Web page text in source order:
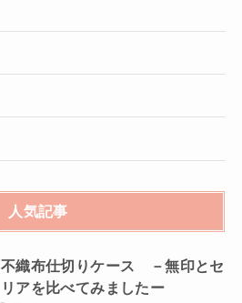
人気記事
不織布仕切りケース －無印とセ
リアを比べてみましたー